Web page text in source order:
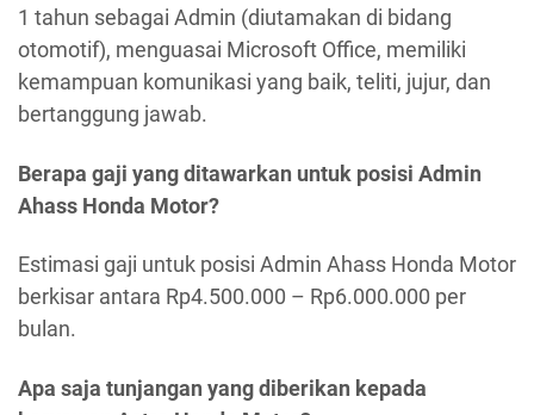
1 tahun sebagai Admin (diutamakan di bidang
otomotif), menguasai Microsoft Office, memiliki
kemampuan komunikasi yang baik, teliti, jujur, dan
bertanggung jawab.
Berapa gaji yang ditawarkan untuk posisi Admin
Ahass Honda Motor?
Estimasi gaji untuk posisi Admin Ahass Honda Motor
berkisar antara Rp4.500.000 – Rp6.000.000 per
bulan.
Apa saja tunjangan yang diberikan kepada